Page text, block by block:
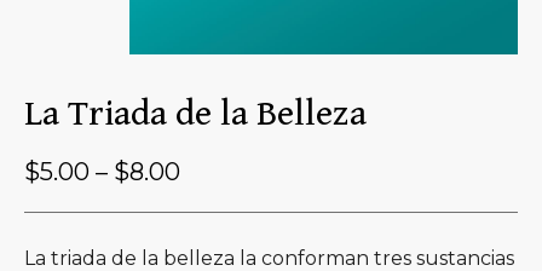
La Triada de la Belleza
$5.00 – $8.00
La triada de la belleza la conforman tres sustancias